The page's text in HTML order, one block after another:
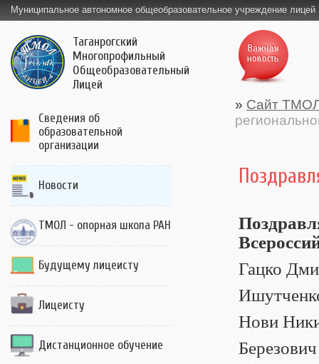
Муниципальное автономное общеобразовательное учреждение
Таганрогский
Многопрофильный
Общеобразовательный
Лицей
Сведения об
образовательной
организации
Новости
ТМОЛ - опорная школа РАН
Будущему лицеисту
Лицеисту
Дистанционное обучение
Важная
новость
» Сайт
Гацко
Нови